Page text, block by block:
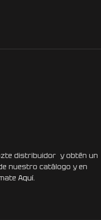
distribuidor y obtén un
nuestro catálogo y en
Aquí.